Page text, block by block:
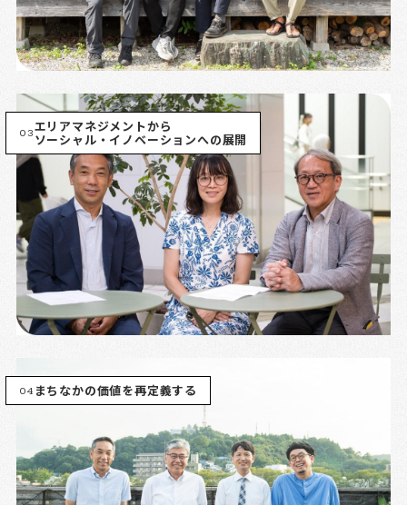
03エリアマネジメントから
ソーシャル・イノベーションへの展開
04 まちなかの価値を再定義する